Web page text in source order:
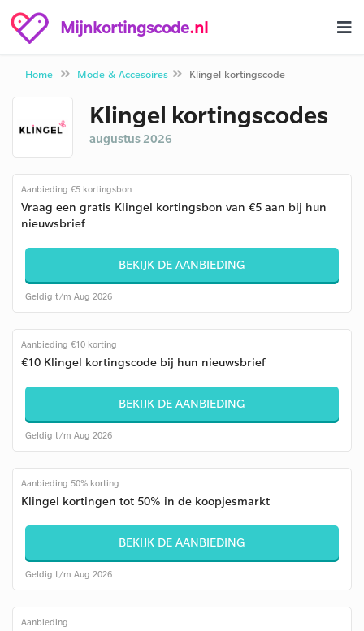
Mijnkortingscode.nl
Home Mode & Accesoires Klingel kortingscode
Klingel kortingscodes
augustus 2026
Aanbieding €5 kortingsbon
Vraag een gratis Klingel kortingsbon van €5 aan bij hun
nieuwsbrief
BEKIJK DE AANBIEDING
Geldig t/m Aug 2026
Aanbieding €10 korting
€10 Klingel kortingscode bij hun nieuwsbrief
BEKIJK DE AANBIEDING
Geldig t/m Aug 2026
Aanbieding 50% korting
Klingel kortingen tot 50% in de koopjesmarkt
BEKIJK DE AANBIEDING
Geldig t/m Aug 2026
Aanbieding